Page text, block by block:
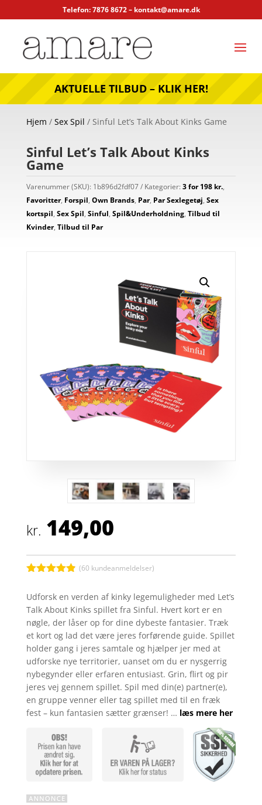
Telefon: 7876 8672 – kontakt@amare.dk
AKTUELLE TILBUD – KLIK HER!
Hjem / Sex Spil / Sinful Let’s Talk About Kinks Game
Sinful Let’s Talk About Kinks
Game
Varenummer (SKU): 1b896d2fdf07 Kategorier: 3 for 198 kr.,
Favoritter, Forspil, Own Brands, Par, Par Sexlegetøj, Sex
kortspil, Sex Spil, Sinful, Spil&Underholdning, Tilbud til
Kvinder, Tilbud til Par
kr. 149,00
ud af 5
baseret på
kundebedøm
melser
(60 kundeanmeldelser)
Udforsk en verden af kinky legemuligheder med Let’s
Talk About Kinks spillet fra Sinful. Hvert kort er en
nøgle, der låser op for dine dybeste fantasier. Træk
et kort og lad det være jeres forførende guide. Spillet
holder gang i jeres samtale og hjælper jer med at
udforske nye territorier, uanset om du er nysgerrig
nybegynder eller erfaren entusiast. Grin, flirt og pir
jeres vej gennem spillet. Spil med din(e) partner(e),
en gruppe venner eller tag spillet med til en fræk
fest – kun fantasien sætter grænser! … læs mere her